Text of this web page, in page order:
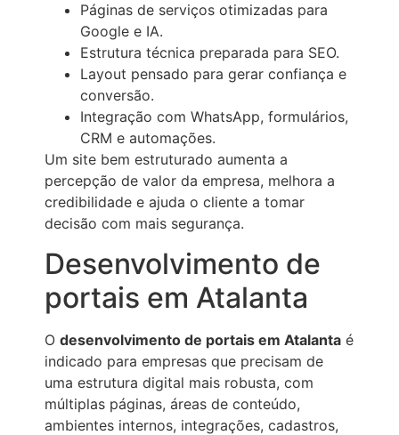
Páginas de serviços otimizadas para
Google e IA.
Estrutura técnica preparada para SEO.
Layout pensado para gerar confiança e
conversão.
Integração com WhatsApp, formulários,
CRM e automações.
Um site bem estruturado aumenta a
percepção de valor da empresa, melhora a
credibilidade e ajuda o cliente a tomar
decisão com mais segurança.
Desenvolvimento de
portais em Atalanta
O desenvolvimento de portais em Atalanta é
indicado para empresas que precisam de
uma estrutura digital mais robusta, com
múltiplas páginas, áreas de conteúdo,
ambientes internos, integrações, cadastros,